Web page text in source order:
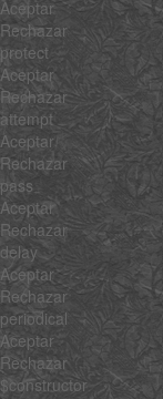
Aceptar
Rechazar
protect
Aceptar
Rechazar
attempt
Aceptar
Rechazar
pass
Aceptar
Rechazar
delay
Aceptar
Rechazar
periodical
Aceptar
Rechazar
$constructor